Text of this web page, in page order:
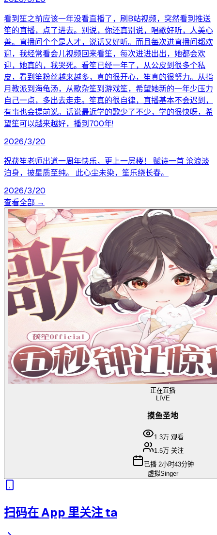
看到笙之前应该一年没看直播了，刷B站视频，突然看到推送
笙的直播，点了进去。别说，你还真别说，唱歌好听，人美心
善。直播间个个是人才，说话又好听。而且每次进直播间都欢
迎，我经常看会儿视频回来看笙，每次进进出出，她都会欢
迎，她真的，我哭死。看笙已经一年了，从公皮到很多个私
皮，看到笙粉丝越来越多，真的很开心，笙真的很努力。从指
月教派到海龟汤，从歌杂笙到游戏笙，希望她新的一年少压力
自己一点，多出去走走。笙真的很自律，直播基本不会迟到，
有事也会提前说。话说最近学的歌少了不少，学的很快呀，希
望笙可以越来越好，播到700年!
2026/3/20
祝茯笙老师出道一周年快乐，更上一层楼！ 赋诗一首 沧浪淡
泊身，披星质至纯。 此心尘未染，笙乐绕长春。
2026/3/20
查看全部 →
正在直播
LIVE
摸鱼圣地
1.3万 观看
1.5万 关注
已播 2小时43分钟
虚拟Singer
扫码在 App 里关注 ta